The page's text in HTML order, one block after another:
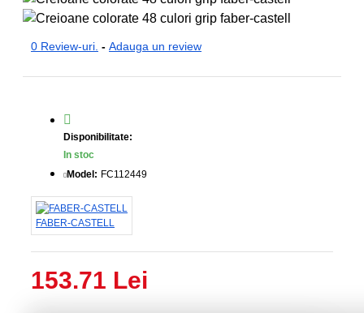
0 Review-uri. - Adauga un review
153.71 Lei
Disponibilitate:
In stoc
Model: FC112449
FABER-CASTELL